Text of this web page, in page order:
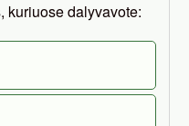
kuriuose dalyvavote: